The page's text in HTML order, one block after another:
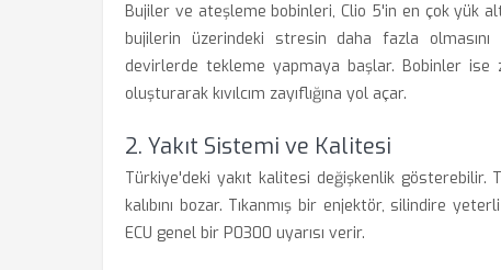
Bujiler ve ateşleme bobinleri, Clio 5'in en çok yük
bujilerin üzerindeki stresin daha fazla
devirlerde tekleme yapmaya başlar. Bobinler ise
oluşturarak kıvılcım zayıflığına yol açar.
2. Yakıt Sistemi ve Kalitesi
Türkiye'deki yakıt kalitesi değişkenlik
kalıbını bozar. Tıkanmış bir enjektör, silindire
ECU genel bir P0300 uyarısı verir.